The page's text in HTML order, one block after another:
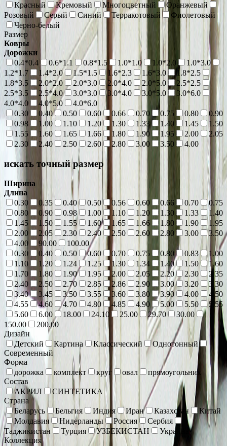
Красный
Кремовый Многоцветный
Оранжевый
Розовый
Серый Синий Терракотовый
Фиолетовый
Черно-белый
Размер
Ковры
Дорожки
0.4*0.4
0.6*1.1 0.8*1.5 1.0*1.0 1.0*2.0
1.0*3.0
1.2*1.7
1.4*2.0 1.5*1.5 1.6*2.3 1.6*3.0
1.8*2.5
1.8*3.5
2.0*2.0 2.0*3.0 2.0*4.0 2.0*5.0
2.5*2.5
2.5*3.5
2.5*4.0 3.0*3.0 3.0*4.0 3.0*5.0
3.0*6.0
4.0*4.0
4.0*5.0
4.0*6.0
0.30
0.40 0.50 0.60 0.66 0.70 0.75 0.80
0.90
0.98
1.00 1.10 1.20 1.30 1.33 1.40 1.45
1.50
1.55
1.60 1.65 1.66 1.80 1.90 1.95 2.00
2.05
2.30
2.40 2.50 2.60 2.80 3.00 3.50 4.00
искать точный размер
Ширина
Длина
0.30
0.35 0.40 0.50 0.56 0.60 0.66 0.70
0.75
0.80
0.90 0.98 1.00 1.10 1.20 1.30 1.33
1.40
1.45
1.50 1.55 1.60 1.65 1.66 1.80 1.90
1.95
2.00
2.05 2.30 2.40 2.50 2.60 2.80 3.00
3.50
4.00
90.00
100.00
0.30
0.40 0.50 0.60 0.70 0.75 0.80 0.83
1.00
1.10
1.20 1.24 1.25 1.30 1.34 1.40 1.50
1.60
1.70
1.80 1.90 1.95 2.00 2.05 2.20 2.30
2.35
2.40
2.50 2.70 2.85 2.86 2.90 3.00 3.20
3.30
3.40
3.45 3.50 3.55 3.60 3.80 3.90 4.00
4.50
4.55
4.60 4.70 4.80 4.85 4.90 5.00 5.50
5.55
5.60
6.00 18.00 24.10 25.00 29.70
30.00
150.00
200.00
Дизайн
Детский
Картина Классический
Однотонный
Современный
Форма
дорожка
комплект круг овал
прямоугольник
Состав
АКРИЛ
СИНТЕТИКА
Страна
Беларусь
Бельгия Индия Иран Казахстан
Китай
Молдавия
Нидерланды Россия
Сербия
Таджикистан
Турция УЗБЕКИСТАН
Украина
Коллекция